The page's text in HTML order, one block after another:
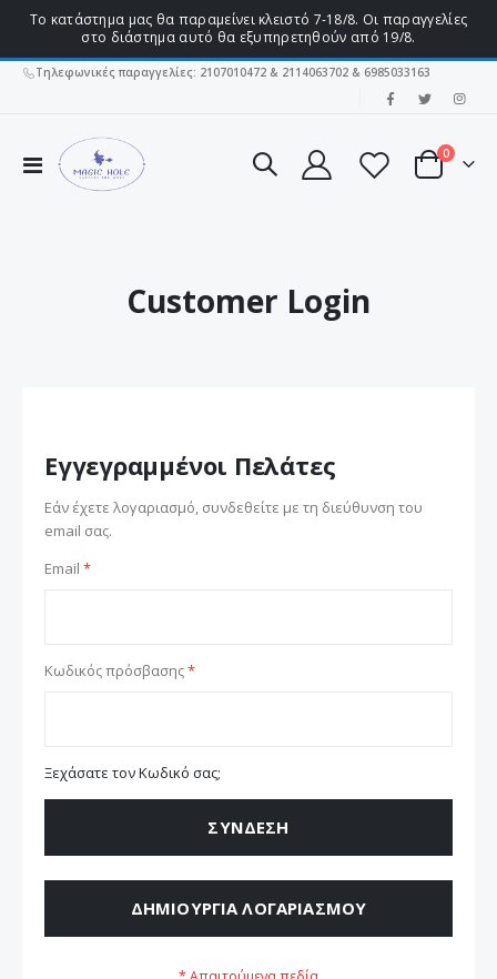
Το κατάστημα μας θα παραμείνει κλειστό 7-18/8. Οι παραγγελίες
στο διάστημα αυτό θα εξυπηρετηθούν από 19/8.
Τηλεφωνικές παραγγελίες: 2107010472 & 2114063702 & 6985033163
Εναλλαγή
Πλοήγησης
Cart
0
Customer Login
Εγγεγραμμένοι Πελάτες
Εάν έχετε λογαριασμό, συνδεθείτε με τη διεύθυνση του
email σας.
Email
Κωδικός πρόσβασης
Ξεχάσατε τον Κωδικό σας;
ΣΎΝΔΕΣΗ
ΔΗΜΙΟΥΡΓΊΑ ΛΟΓΑΡΙΑΣΜΟΎ